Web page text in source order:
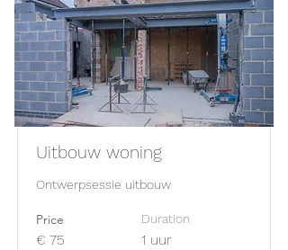
Uitbouw woning
Ontwerpsessie uitbouw
Price
€ 75
Duration
1 uur